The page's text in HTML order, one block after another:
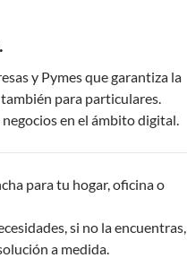
y Pymes que garantiza la
para particulares.
en el ámbito digital.
para tu hogar, oficina o
si no la encuentras,
a medida.